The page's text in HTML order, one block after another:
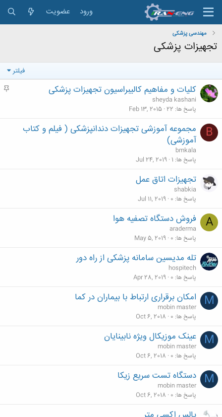
ورود عضویت
مهندسی پزشكی
تجهیزات پزشکی
فیلتر
م
كليات و مفاهيم كاليبراسيون تجهیزات پزشکی
sheyda kashani
پاسخ ها 22
Feb 13, 2015
B
مجموعه آموزشی تجهیزات دندانپزشکی ( فیلم و کتاب
آموزشی)
bmkala
پاسخ ها 1
Jul 24, 2019
تجهیزات اتاق عمل
shabkia
پاسخ ها 0
Jul 11, 2019
A فروش دستگاه تصفیه هوا
araderma
پاسخ ها 0
May 5, 2019
تله مدیسین سامانه پزشکی از راه دور
hospitech
پاسخ ها 0
Apr 28, 2019
M امکان برقراری ارتباط با بیماران در کما
mobin master
پاسخ ها 0
Oct 6, 2018
M عینک موزیکال ویژه نابینایان
mobin master
پاسخ ها 0
Oct 6, 2018
M دستگاه تست سریع زیکا
mobin master
پاسخ ها 0
Oct 6, 2018